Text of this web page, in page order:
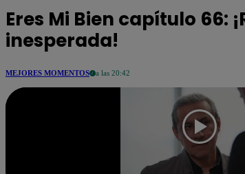
Eres Mi Bien capítulo 66:
inesperada!
MEJORES MOMENTOS a las 20:42